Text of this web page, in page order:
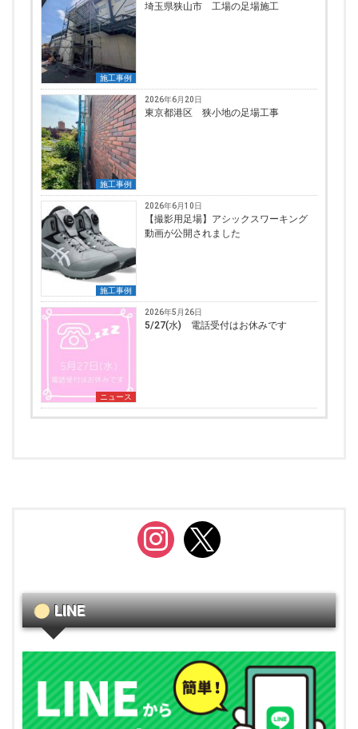
施工事例
埼玉県狭山市 工場の足場施工
施工事例
2026年6月20日
東京都港区 狭小地の足場工事
施工事例
2026年6月10日
【撮影用足場】アシックスワーキング
動画が公開されました
ニュース
2026年5月26日
5/27(水) 電話受付はお休みです
instagram
x
LINE